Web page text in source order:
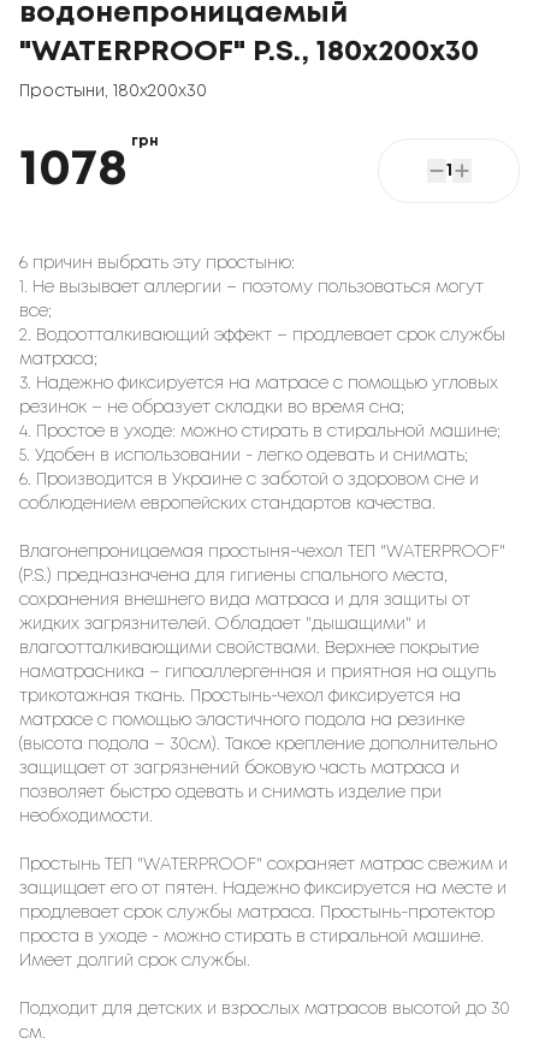
водонепроницаемый
"WATERPROOF" Р.S., 180x200x30
Простыни 180x200x30
1078
грн
1
6 причин выбрать эту простыню:
1. Не вызывает аллергии – поэтому пользоваться могут
все;
2. Водоотталкивающий эффект – продлевает срок службы
матраса;
3. Надежно фиксируется на матрасе с помощью угловых
резинок – не образует складки во время сна;
4. Простое в уходе: можно стирать в стиральной машине;
5. Удобен в использовании - легко одевать и снимать;
6. Производится в Украине с заботой о здоровом сне и
соблюдением европейских стандартов качества.
Влагонепроницаемая простыня-чехол ТЕП "WATERPROOF"
(Р.S.) предназначена для гигиены спального места,
сохранения внешнего вида матраса и для защиты от
жидких загрязнителей. Обладает "дышащими" и
влагоотталкивающими свойствами. Верхнее покрытие
наматрасника – гипоаллергенная и приятная на ощупь
трикотажная ткань. Простынь-чехол фиксируется на
матрасе с помощью эластичного подола на резинке
(высота подола – 30см). Такое крепление дополнительно
защищает от загрязнений боковую часть матраса и
позволяет быстро одевать и снимать изделие при
необходимости.
Простынь ТЕП "WATERPROOF" сохраняет матрас свежим и
защищает его от пятен. Надежно фиксируется на месте и
продлевает срок службы матраса. Простынь-протектор
проста в уходе - можно стирать в стиральной машине.
Имеет долгий срок службы.
Подходит для детских и взрослых матрасов высотой до 30
см.